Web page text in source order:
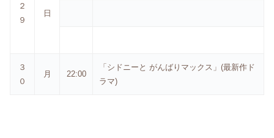
２
９
日
３
０
月 22:00
「シドニーと がんばりマックス」(最新作ド
ラマ)